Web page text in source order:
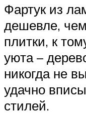
Фартук из
дешевле,
плитки, к
уюта –
никогда не
удачно
стилей.